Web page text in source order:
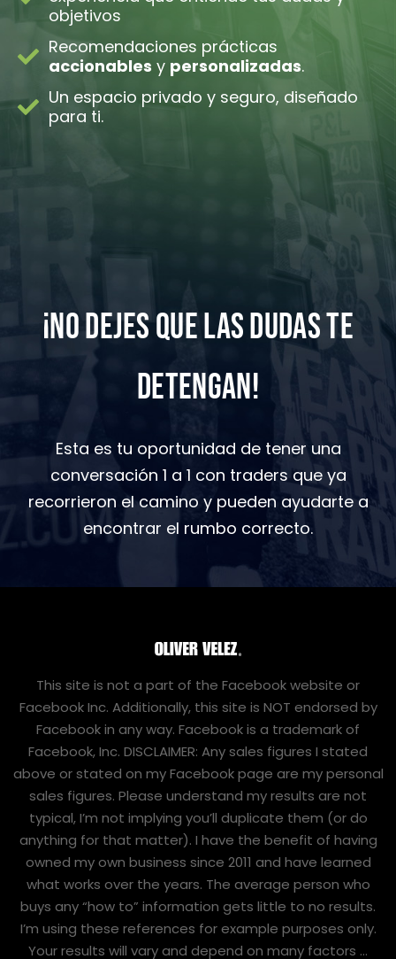
objetivos
Recomendaciones prácticas
accionables y personalizadas.
Un espacio privado y seguro, diseñado
para ti.
¡NO DEJES QUE LAS DUDAS TE
DETENGAN!
Esta es tu oportunidad de tener una
conversación 1 a 1 con traders que ya
recorrieron el camino y pueden ayudarte a
encontrar el rumbo correcto.
This site is not a part of the Facebook website or
Facebook Inc. Additionally, this site is NOT endorsed by
Facebook in any way. Facebook is a trademark of
Facebook, Inc. DISCLAIMER: Any sales figures I stated
above or stated on my Facebook page are my personal
sales figures. Please understand my results are not
typical, I’m not implying you’ll duplicate them (or do
anything for that matter). I have the benefit of having
owned my own business since 2011 and have learned
what works over the years. The average person who
buys any “how to” information gets little to no results.
I’m using these references for example purposes only.
Your results will vary and depend on many factors …